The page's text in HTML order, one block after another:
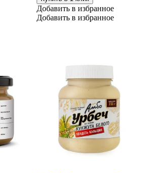
Добавить в избранное
Добавить в избранное